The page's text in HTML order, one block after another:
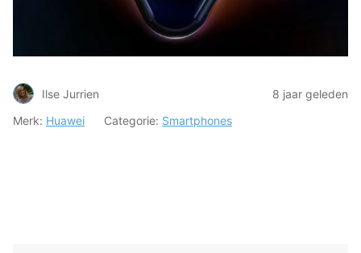
Ilse Jurrien
8 jaar geleden
Merk: Huawei Categorie: Smartphones